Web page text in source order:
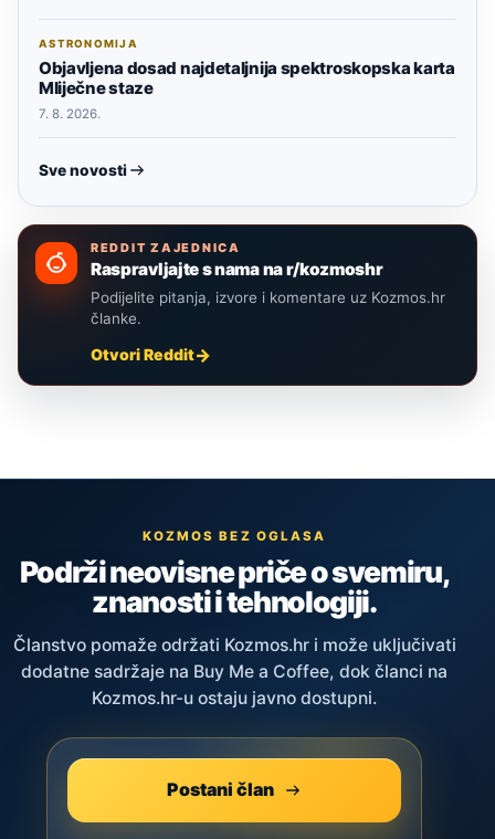
ASTRONOMIJA
Objavljena dosad najdetaljnija spektroskopska karta
Mliječne staze
7. 8. 2026.
Sve novosti
REDDIT ZAJEDNICA
Raspravljajte s nama na r/kozmoshr
Podijelite pitanja, izvore i komentare uz Kozmos.hr
članke.
Otvori Reddit
KOZMOS BEZ OGLASA
Podrži neovisne priče o svemiru,
znanosti i tehnologiji.
Članstvo pomaže održati Kozmos.hr i može uključivati
dodatne sadržaje na Buy Me a Coffee, dok članci na
Kozmos.hr-u ostaju javno dostupni.
Postani član